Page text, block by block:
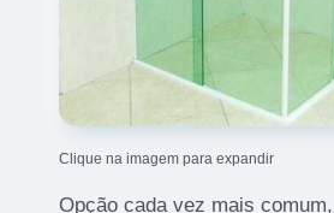
Clique na imagem para expandir
Opção cada vez mais